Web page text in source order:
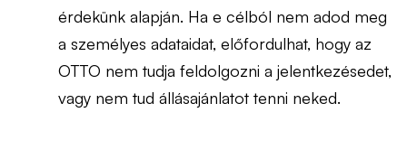
érdekünk alapján. Ha e célból nem adod meg
a személyes adataidat, előfordulhat, hogy az
OTTO nem tudja feldolgozni a jelentkezésedet,
vagy nem tud állásajánlatot tenni neked.